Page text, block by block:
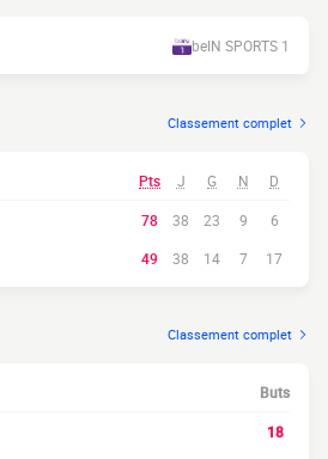
beIN SPORTS 1
Classement complet
Pts J G N D
78 38 23 9
6
49 38 14 7 17
Classement complet
Buts
18